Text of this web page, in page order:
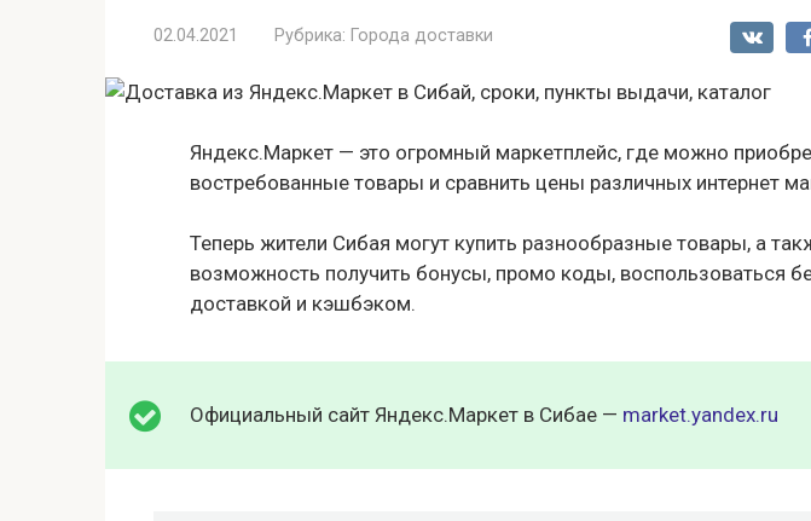
02.04.2021 Рубрика: Города доставки
Яндекс.Маркет — это огромный маркетплейс, где можно
востребованные товары и сравнить цены различных интернет
Теперь жители Сибая могут купить разнообразные товары, а
возможность получить бонусы, промо коды, воспользоваться
доставкой и кэшбэком.
Официальный сайт Яндекс.Маркет в Сибае — market.yandex.ru